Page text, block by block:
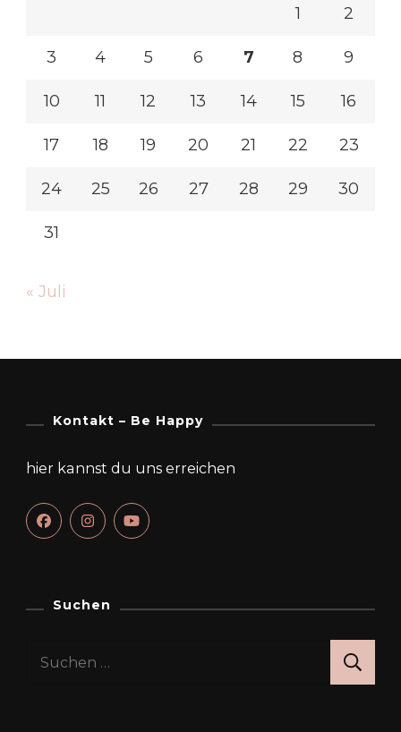
1 2
3 4 5 6 7 8 9
10 11 12 13 14 15 16
17 18 19 20 21 22 23
24 25 26 27 28 29 30
31
« Juli
Kontakt – Be Happy
hier kannst du uns erreichen
Suchen
Suchen